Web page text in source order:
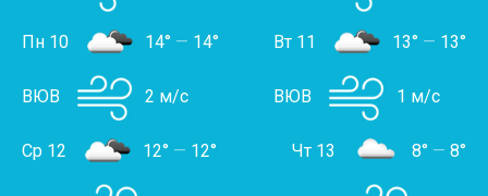
Пн 10 14° — 14°
ВЮВ 2 м/с
Вт 11 13° — 13°
ВЮВ 1 м/с
Ср 12 12° — 12° Чт 13 8° — 8°